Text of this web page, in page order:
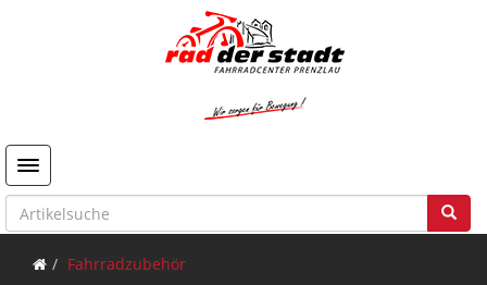
Toggle navigation
Fahrradzubehör